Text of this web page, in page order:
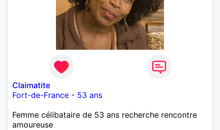
Claimatite
Fort-de-France - 53 ans
Femme célibataire de 53 ans recherche rencontre
amoureuse